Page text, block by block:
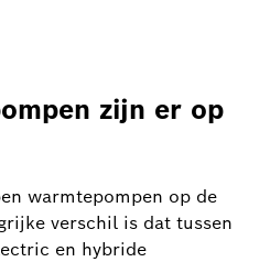
zijn er op
warmtepompen op de
verschil is dat tussen
en hybride